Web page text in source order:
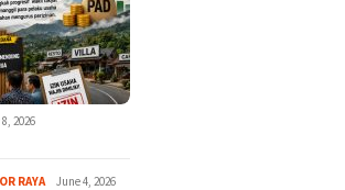
2026
RAYA June 4, 2026